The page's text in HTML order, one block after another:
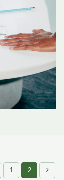
1 2